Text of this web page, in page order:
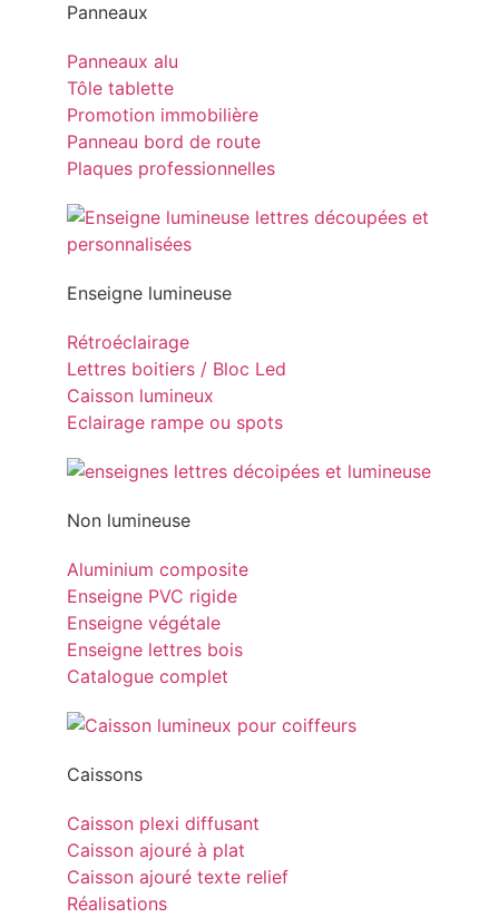
Panneaux
Panneaux alu
Tôle tablette
Promotion immobilière
Panneau bord de route
Plaques professionnelles
Enseigne lumineuse
Rétroéclairage
Lettres boitiers / Bloc Led
Caisson lumineux
Eclairage rampe ou spots
Non lumineuse
Aluminium composite
Enseigne PVC rigide
Enseigne végétale
Enseigne lettres bois
Catalogue complet
Caissons
Caisson plexi diffusant
Caisson ajouré à plat
Caisson ajouré texte relief
Réalisations